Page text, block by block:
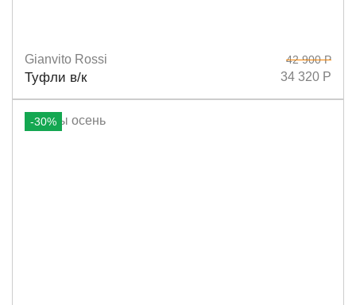
Размеры 36,5
Gianvito Rossi
Туфли в/к
42 900 Р
34 320 Р
-30%